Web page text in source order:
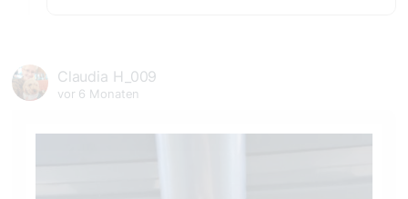
Claudia H_009
vor 6 Monaten